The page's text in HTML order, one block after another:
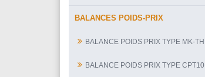
BALANCES POIDS-PRIX
BALANCE POIDS PRIX TYPE MK-TH
BALANCE POIDS PRIX TYPE CPT10